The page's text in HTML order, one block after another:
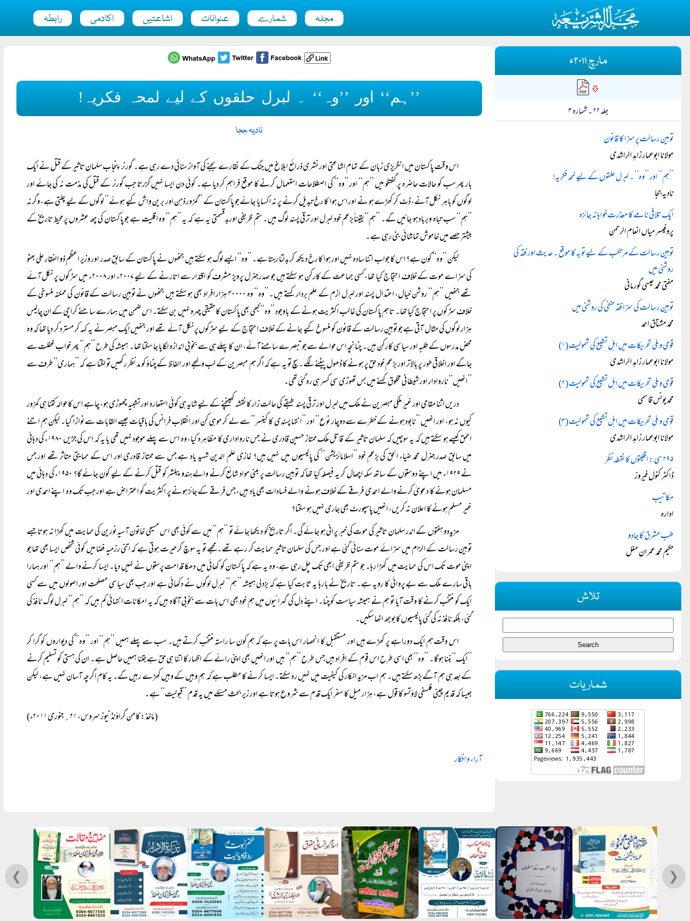
مجلہ شمارے عنوانات اشاعتیں اکادمی رابطہ
’’ہم‘‘ اور ’’وہ‘‘ ۔ لبرل حلقوں کے لیے لمحہ فکریہ!
نادیہ ججا
اس وقت پاکستان میں انگریزی زبان کے تمام اشاعتی اور نشری ذرائع ابلاغ میں جنگ کے نقارے بجنے کی آواز سنائی دے رہی ہے۔ گورنر پنجاب سلمان تاثیر کے قتل نے ایک
بار پھر سب کو حالات حاضرہ پر گفتگو میں ’’ہم‘‘ اور ’’وہ‘‘ کی اصطلاحات استعمال کرنے کا موقع فراہم کر دیا ہے۔ کوئی دن ایسا نہیں گزرتا جب گورنر کے قتل کی مذمت نہ کی جائے اور
لوگوں کو باہر نکل آنے، ڈٹ کر کھڑے ہو نے اور اس ہوا کا رخ تبدیل کرنے پر نہ اکسایا جائے جو پاکستان کے ’’کمزور ذہن اور برین واش کیے ہوئے‘‘ لوگوں کے لیے چلتی ہے، وگرنہ
’’ہم‘‘ سب تباہ وبرباد ہو جائیں گے۔ ’’ہم‘‘ یقیناًبزعم خود لبرل اور ترقی پسند لوگ ہیں۔ ستم ظریفی اوربدقسمتی یہ ہے کہ یہ ’’ہم‘‘ وہ اقلیت ہے جو پاکستان کی چھ عشروں پر محیط تاریخ کے
بیشتر حصے میں خاموش تماشائی بنی رہی ہے۔
لیکن ’’وہ‘‘ کون ہے؟ اس کا جواب اتنا سادہ نہیں اور ہوا کا رخ دیکھ کر بدلتا رہتا ہے۔ ’’وہ‘‘ ایسے لوگ ہو سکتے ہیں جنھوں نے پاکستان کے سابق صدر اور وزیر اعظم ذو الفقار علی بھٹو
کی سزاے موت کے خلاف احتجاج کیا تھا، کسی جماعت کے کارکن ہو سکتے ہیں جو صدر جنرل پرویز مشرف کو اقتدار سے اتارنے کے لیے ۲۰۰۷ء اور ۲۰۰۸ء میں سڑکوں پر نکل آئے
تھے جنھیں ’’ہم‘‘ روشن خیال، اعتدال پسند اور لبرل ازم کے علم بردار کہتے ہیں۔ ’’وہ‘‘ وہ ۴۰۰۰۰ ہزار افراد بھی ہو سکتے ہیں جنھوں نے توہین رسالت کے قانون کی ممکنہ منسوخی کے
خلاف سڑکوں پر احتجاج کیا تھا۔ تاہم پاکستان کی غالب اکثریت ہونے کے باوجود ’’وہ‘‘ کبھی بھی پاکستان کا حقیقی چہرہ نہیں بن سکتے۔ اس ضمن میں ہمارے سامنے کراچی کے ان چالیس
ہزار لوگوں کی مثال آتی ہے جو توہین رسالت کے قانون کو منسوخ کیے جانے کے خلاف احتجاج کے لیے سڑکوں پر نکل آئے تھے اور جنھیں ایک مبصر نے یہ کہہ کر مسترد کر دیا تھا کہ وہ
محض مدرسوں کے طلبہ اور سیاسی کارکن ہیں۔ چنانچہ اس حوالے سے جو تبصرے سامنے آئے، ان کا پہلے ہی سے بخوبی اندازہ لگایا جا سکتا تھا۔ ہمیشہ کی طرح ’’ہم‘‘ پھر خواب غفلت سے
جاگے اور اخلاقی طور پر بالاتر اور بزعم خود حق پر ہونے کا ڈھول پیٹنے لگے۔ سچ تو یہ ہے کہ اگر ہم مبصرین کے لب ولہجے اور الفاظ کے چناؤ کو مد نظر رکھیں تو لگتا ہے کہ ’’ہماری‘‘ طرف سے
’’انھیں‘‘ ناروادار اور شیطانی مخلوق کہنے میں بس تھوڑی سی کسر ہی رہ گئی تھی۔
دریں اثنا مقامی اور غیر ملکی مبصرین نے ملک میں لبرل اور ترقی پسند طبقے کی حالت زار کا نقشہ کھینچنے کے لیے شاید ہی کوئی استعارہ اور تشبیہ چھوڑی ہو، چاہے اس کا حوالہ کتنا ہی کمزور
کیوں نہ ہو، اور انھیں ’’نابود ہونے کے خطرے سے دوچار نوع‘‘ اور ’’انتہا پسندی کا کینسر‘‘ سے لے کر موہی کن اور انقلاب فرانس کی باقیات جیسے القابات سے نوازا گیا۔ لیکن ہم اتنے
احمق کیسے ہو سکتے ہیں کہ یہ سوچیں کہ سلمان تاثیر کے قاتل ملک ممتاز حسین قادری نے جس نارواداری کا مظاہرہ کیا، وہ اس سے پہلے موجود نہیں تھی یا یہ کہ اس کی جڑیں ۱۹۸۰ء کی دہائی
میں سابق صدر جنرل محمد ضیاء الحق کی بزعم خود ’’اسلامائزیشن‘‘ کی پالیسیوں میں نہیں ہیں؟ غازی علم الدین شہید یاد ہے جس سے ممتاز قادری اور اس کے حمایتی متاثر تھے اور جس
نے ۱۹۲۹ء میں اپنے دوستوں کے ساتھ سکہ اچھال کر یہ فیصلہ کیا تھا کہ توہین رسالت پر مبنی مواد شائع کرنے والے ہندو پبلشر کو قتل کرنے کے لیے کون جائے گا؟ ۱۹۵۰ء کی دہائی میں
مسلمان ہونے کا دعویٰ کرنے والے احمدی فرقے کے خلاف ہونے والے فسادات بھی یاد ہیں، جس فرقے کے جائز ہونے پر اکثریت کو اعتراض ہے اور جب تک وہ اپنے احمدی اور
غیر مسلم ہونے کا اعلان نہ کریں، انھیں پاسپورٹ بھی جاری نہیں ہو سکتا؟
مزیددو ہفتوں کے اندر سلمان تاثیر کی موت کی خبر پرانی ہو جائے گی۔ اگر تاریخ کو دیکھا جائے تو ’’ہم‘‘ میں سے کوئی بھی اس مسیحی خاتون آسیہ نورین کی حمایت میں کھڑا نہ ہوتا جسے
توہین رسالت کے الزام میں سزائے موت سنائی گئی ہے اور جس کی سلمان تاثیر حمایت کر رہے تھے۔ مجھے تو یہ سوچ کر حیرت ہوتی ہے کہ اتنی رزمیہ فضا میں کوئی شخص ایسا بھی تھا جو
اپنی موت تک اس کی حمایت میں کھڑا رہا۔ جو ستم ظریفی ابھی تک چل رہی ہے، وہ یہ ہے کہ پاکستان کو کھائی میں دھکا قدامت پرستوں نے نہیں دیا۔ ایسا کرنے والے ’’ہم‘‘ اور ہمارا
باقی سارے ملک سے بے پروائی کا رویہ ہے۔ تاریخ نے بارہا یہ ثابت کیا ہے کہ بزدلی ہمیشہ ’’ہم‘‘ لبرل لوگوں نے دکھائی ہے اور جب بھی سیاسی مصلحت اور اصولوں میں سے کسی
ایک کو منتخب کرنے کا وقت آیا تو ہم نے ہمیشہ سیاست کو چنا۔ اپنے دل کی گہرائیوں میں ہم خود بھی اس بات سے بخوبی آگاہ ہیں کہ یہ امکانات انتہائی کم ہیں کہ ’’ہم‘‘ لبرل لوگ نافذ کی
گئی، بلکہ نافذ نہ کی گئی پالیسیوں کا بوجھ اٹھا سکیں۔
اس وقت ہم ایک دوراہے پر کھڑے ہیں اور مستقبل کا انحصار اس بات پر ہے کہ ہم کون سا راستہ منتخب کرتے ہیں۔ سب سے پہلے ہمیں ’’ہم‘‘ اور ’’وہ‘‘ کی دیواروں کو گرا کر
’’ایک‘‘ بننا ہوگا۔ ’’وہ‘‘ بھی اسی طرح اس قوم کے افراد ہیں جس طرح ’’ہم‘‘ ہیں اور انھیں بھی اپنی رائے کے اظہار کا اتنا ہی حق ہے جتنا ہمیں حاصل ہے۔ ان کی ہستی کو تسلیم کرنے
کے بعد ہی ہم آگے بڑھ سکتے ہیں۔ ہم اب مزید انکار کی کیفیت میں نہیں رہ سکتے۔ ایسا کرنے کا مطلب ہے کہ ہم وہیں کے وہیں کھڑے رہیں گے۔ یہ کام اگرچہ آسان نہیں ہے، لیکن
جیسا کہ قدیم چینی فلسفی لاؤتسو کا قول ہے، ہزار میل کا سفر ایک قدم سے شروع ہوتا ہے اور زیر بحث مسئلے میں یہ قدم ’’قبولیت‘‘ ہے۔
(ماخذ: کامن گراؤنڈ نیوز سروس، ۲۱؍ جنوری ۲۰۱۱ء)
آراء و افکار
مارچ ۲۰۱۱ء
جلد ۲۲ ۔ شمارہ ۳
توہین رسالت پر سزا کا قانون
مولانا ابوعمار زاہد الراشدی
’’ہم‘‘ اور ’’وہ‘‘ ۔ لبرل حلقوں کے لیے لمحہ فکریہ!
نادیہ ججا
ایک تلافی نامے کا معذرت خواہانہ جائزہ
پروفیسر میاں انعام الرحمن
توہین رسالت کے مرتکب کے لیے توبہ کا موقع ۔ حدیث اور فقہ کی
روشنی میں
مفتی محمد عیسی گورمانی
توہین رسالت کی سزا فقہ حنفی کی روشنی میں
محمد مشتاق احمد
قومی و ملی تحریکات میں اہل تشیع کی شمولیت (۱)
مولانا ابوعمار زاہد الراشدی
قومی و ملی تحریکات میں اہل تشیع کی شمولیت (۲)
محمد یونس قاسمی
قومی و ملی تحریکات میں اہل تشیع کی شمولیت (۳)
مولانا ابوعمار زاہد الراشدی
۲۹۵ سی : اقلیتوں کا نقطہ نظر
ڈاکٹر کنول فیروز
مکاتیب
ادارہ
طب مشرق کا جادو
حکیم محمد عمران مغل
تلاش
شماریات
❮ ❯